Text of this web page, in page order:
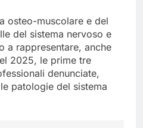
osteo-muscolare e del
del sistema nervoso e
a rappresentare, anche
2025, le prime tre
denunciate,
patologie del sistema